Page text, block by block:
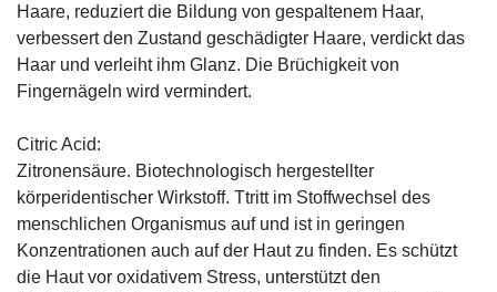
Haare, reduziert die Bildung von gespaltenem Haar,
verbessert den Zustand geschädigter Haare, verdickt das
Haar und verleiht ihm Glanz. Die Brüchigkeit von
Fingernägeln wird vermindert.
Citric Acid:
Zitronensäure. Biotechnologisch hergestellter
körperidentischer Wirkstoff. Ttritt im Stoffwechsel des
menschlichen Organismus auf und ist in geringen
Konzentrationen auch auf der Haut zu finden. Es schützt
die Haut vor oxidativem Stress, unterstützt den